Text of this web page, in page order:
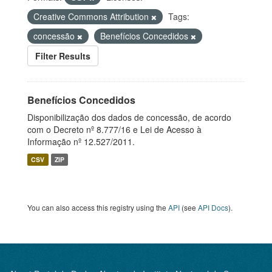
Creative Commons Attribution
Tags:
concessão
Benefícios Concedidos
Filter Results
Benefícios Concedidos
Disponibilização dos dados de concessão, de acordo
com o Decreto nº 8.777/16 e Lei de Acesso à
Informação nº 12.527/2011.
CSV ZIP
You can also access this registry using the API (see API Docs).